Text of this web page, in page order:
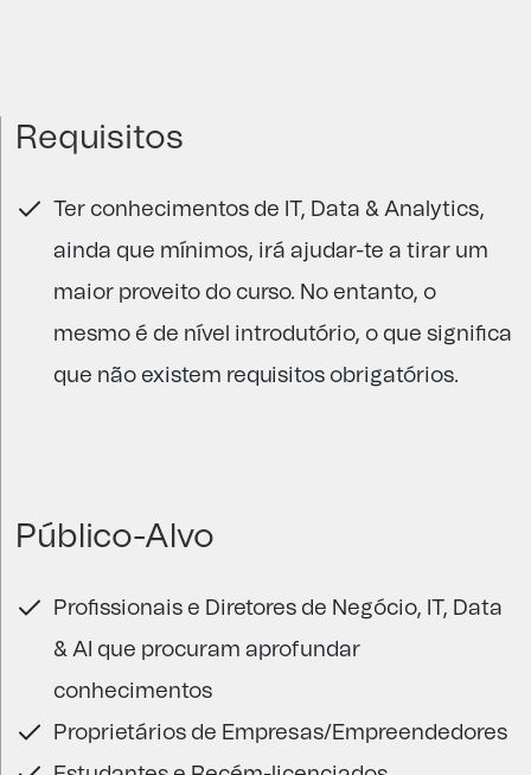
Requisitos
Ter conhecimentos de IT, Data & Analytics,
ainda que mínimos, irá ajudar-te a tirar um
maior proveito do curso. No entanto, o
mesmo é de nível introdutório, o que significa
que não existem requisitos obrigatórios.
Público-Alvo
Profissionais e Diretores de Negócio, IT, Data
& AI que procuram aprofundar
conhecimentos
Proprietários de Empresas/Empreendedores